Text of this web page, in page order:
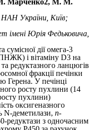
Марченко2, М. М.
НАН України, Київ;
імені Юрія Федьковича,
сумісної дії омега-3
і вітаміну D3 на
редуктазного ланцюгів
фракції печінки
Герена. У печінці
росту пухлини (14
пухлини)
оксигеназного
N-деметилази, n-
редуктази з одночасним